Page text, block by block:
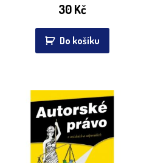
30Kč
Do košíku